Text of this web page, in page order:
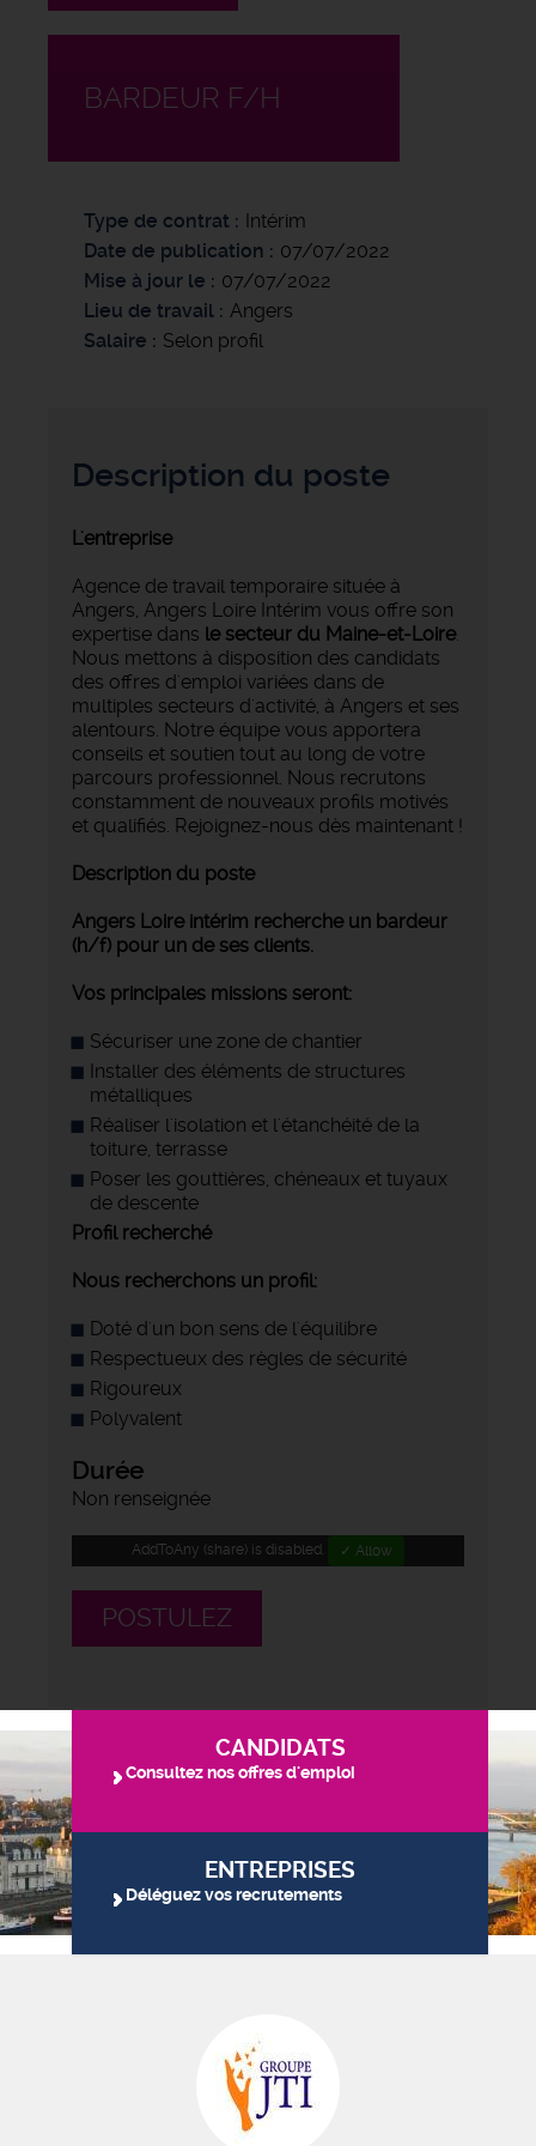
BARDEUR F/H
Type de contrat
Intérim
Date de publication
07/07/2022
Mise à jour le
07/07/2022
Lieu de travail
Angers
Salaire
Selon profil
Description du poste
L'entreprise
Agence de travail temporaire située à
Angers, Angers Loire Intérim vous offre son
expertise dans le secteur du Maine-et-Loire.
Nous mettons à disposition des candidats
des offres d'emploi variées dans de
multiples secteurs d'activité, à Angers et ses
alentours. Notre équipe vous apportera
conseils et soutien tout au long de votre
parcours professionnel. Nous recrutons
constamment de nouveaux profils motivés
et qualifiés. Rejoignez-nous dès maintenant !
Description du poste
Angers Loire intérim recherche un bardeur
(h/f) pour un de ses clients.
Vos principales missions seront:
Sécuriser une zone de chantier
Installer des éléments de structures
métalliques
Réaliser l'isolation et l'étanchéité de la
toiture, terrasse
Poser les gouttières, chéneaux et tuyaux
de descente
Profil recherché
Nous recherchons un profil:
Doté d'un bon sens de l'équilibre
Respectueux des règles de sécurité
Rigoureux
Polyvalent
Durée
Non renseignée
AddToAny (share) is disabled. ✓ Allow
POSTULEZ
CANDIDATS
Consultez nos offres d'emploi
ENTREPRISES
Déléguez vos recrutements